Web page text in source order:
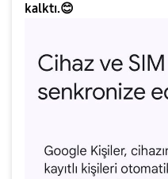
kalktı.😊